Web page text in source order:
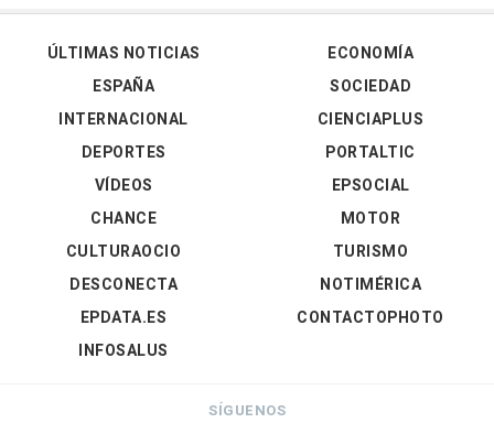
ÚLTIMAS NOTICIAS
ESPAÑA
INTERNACIONAL
DEPORTES
VÍDEOS
ECONOMÍA
SOCIEDAD
CIENCIAPLUS
PORTALTIC
EPSOCIAL
CHANCE
CULTURAOCIO
DESCONECTA
EPDATA.ES
INFOSALUS
MOTOR
TURISMO
NOTIMÉRICA
CONTACTOPHOTO
SÍGUENOS